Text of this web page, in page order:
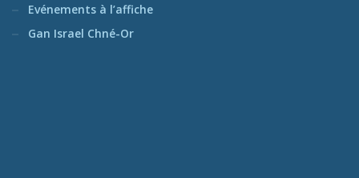
Evénements à l’affiche
Gan Israel Chné-Or